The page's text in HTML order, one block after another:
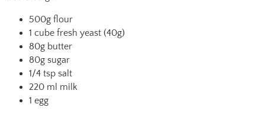
500g flour
1 cube fresh yeast (40g)
80g butter
80g sugar
1/4 tsp salt
220 ml milk
1 egg